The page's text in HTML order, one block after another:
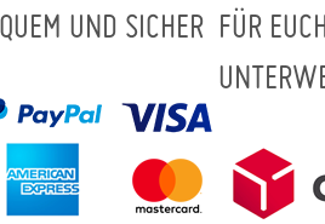
UND SICHER FÜR EUCH